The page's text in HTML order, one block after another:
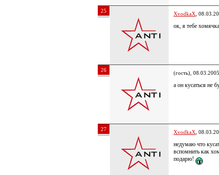
25 XvodkaX ,
ок, я тебе
26 (гость),
а он кусаться не
27 XvodkaX ,
недумаю что
вспомнить как
подарю!